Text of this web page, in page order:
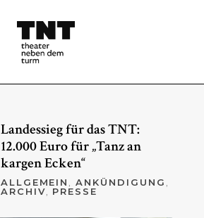
Landessieg für das TNT:
12.000 Euro für „Tanz an
kargen Ecken“
ALLGEMEIN ,ANKÜNDIGUNG
ARCHIV
PRESSE